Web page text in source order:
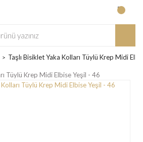
Taşlı Bisiklet Yaka Kolları Tüylü Krep Midi